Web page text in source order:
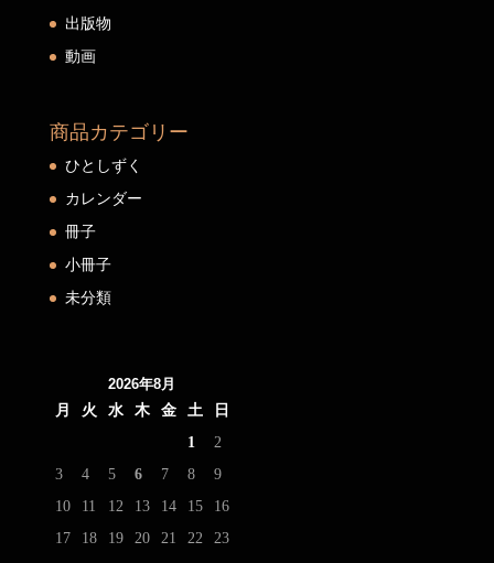
出版物
動画
商品カテゴリー
ひとしずく
カレンダー
冊子
小冊子
未分類
2026年8月
月
火 水 木 金 土
日
1
2
3
4 5 6 7 8
9
10
11 12 13 14 15
16
17
18 19 20 21 22
23